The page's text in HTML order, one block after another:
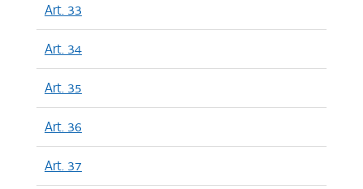
Art. 33
Art. 34
Art. 35
Art. 36
Art. 37